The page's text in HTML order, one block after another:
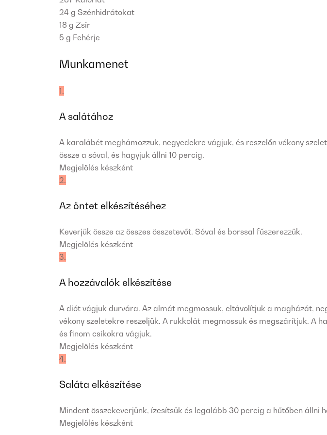
24 g Szénhidrátokat
18 g Zsír
5 g Fehérje
Munkamenet
1.
A salátához
A karalábét meghámozzuk, negyedekre vágjuk, és reszelőn vékony
össze a sóval, és hagyjuk állni 10 percig.
Megjelölés készként
2.
Az öntet elkészítéséhez
Keverjük össze az összes összetevőt. Sóval és borssal fűszerezzük.
Megjelölés készként
3.
A hozzávalók elkészítése
A diót vágjuk durvára. Az almát megmossuk, eltávolítjuk a magházát,
vékony szeletekre reszeljük. A rukkolát megmossuk és megszárítjuk. A
és finom csíkokra vágjuk.
Megjelölés készként
4.
Saláta elkészítése
Mindent összekeverjünk, ízesítsük és legalább 30 percig a hűtőben állni
Megjelölés készként